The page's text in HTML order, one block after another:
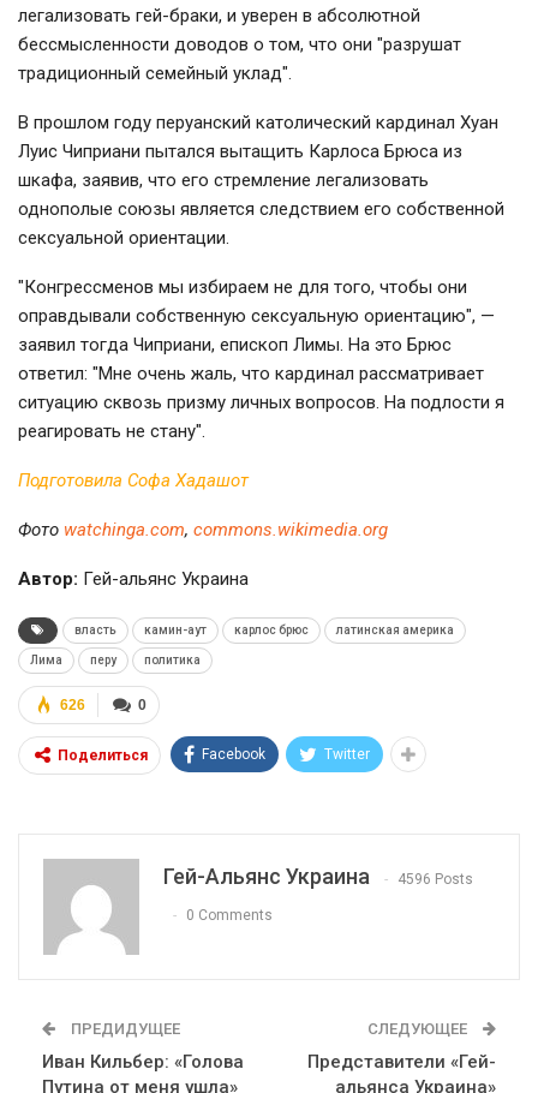
легализовать гей-браки, и уверен в абсолютной
бессмысленности доводов о том, что они "разрушат
традиционный семейный уклад".
В прошлом году перуанский католический кардинал Хуан
Луис Чиприани пытался вытащить Карлоса Брюса из
шкафа, заявив, что его стремление легализовать
однополые союзы является следствием его собственной
сексуальной ориентации.
"Конгрессменов мы избираем не для того, чтобы они
оправдывали собственную сексуальную ориентацию", —
заявил тогда Чиприани, епископ Лимы. На это Брюс
ответил: "Мне очень жаль, что кардинал рассматривает
ситуацию сквозь призму личных вопросов. На подлости я
реагировать не стану".
Подготовила Софа Хадашот
Фото watchinga.com, commons.wikimedia.org
Автор: Гей-альянс Украина
власть камин-аут карлос брюс латинская америка
Лима перу политика
0
626
Поделиться Facebook Twitter
Гей-Альянс Украина 4596 Posts
0 Comments
ПРЕДИДУЩЕЕ
Иван Кильбер: «Голова
Путина от меня ушла»
СЛЕДУЮЩЕЕ
Представители «Гей-
альянса Украина»